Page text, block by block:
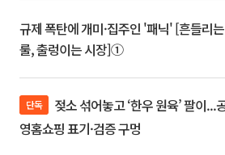
규제 폭탄에 개미·집주인 '패닉' [흔들리는
룰, 출렁이는 시장]①
단독
영홈쇼핑 표기·검증 구멍